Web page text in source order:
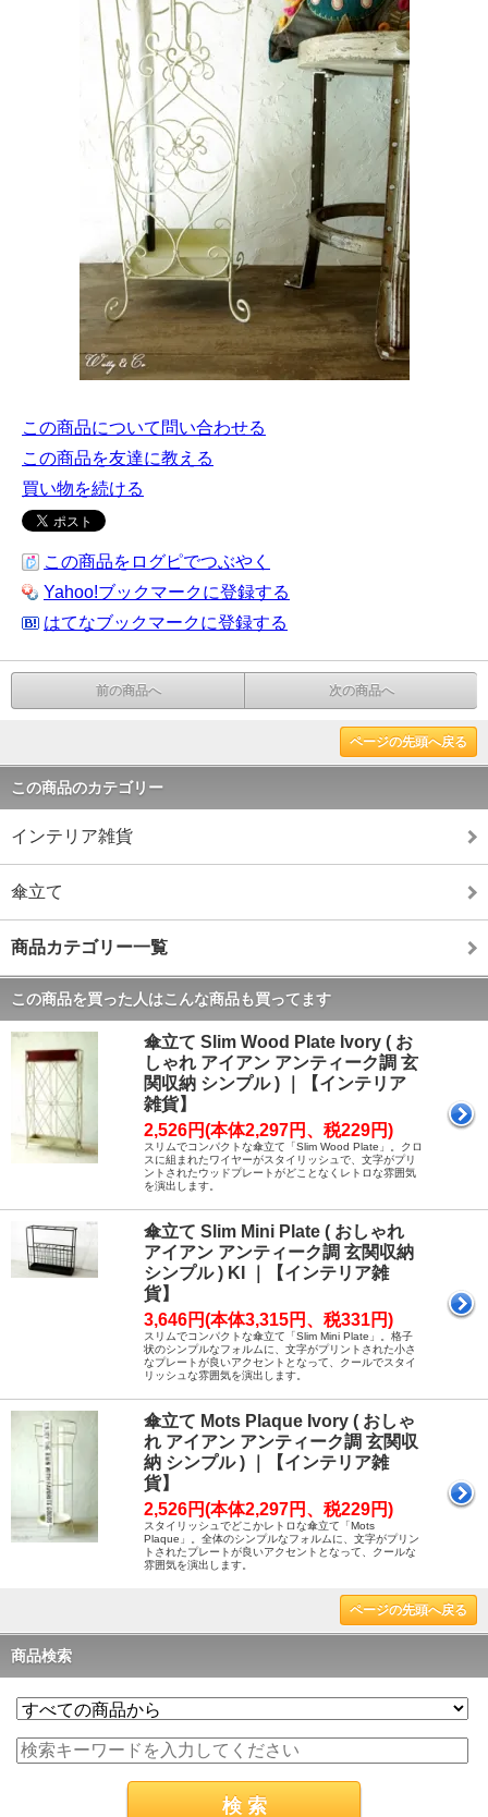
この商品について問い合わせる
この商品を友達に教える
買い物を続ける
この商品をログピでつぶやく
Yahoo!ブックマークに登録する
はてなブックマークに登録する
前の商品へ 次の商品へ
ページの先頭へ戻る
この商品のカテゴリー
インテリア雑貨
傘立て
商品カテゴリー一覧
この商品を買った人はこんな商品も買ってます
傘立て Slim Wood Plate Ivory ( お
しゃれ アイアン アンティーク調 玄
関収納 シンプル ) ｜【インテリア
雑貨】
2,526円(本体2,297円、税229円)
スリムでコンパクトな傘立て「Slim Wood Plate」。クロ
スに組まれたワイヤーがスタイリッシュで、文字がプリ
ントされたウッドプレートがどことなくレトロな雰囲気
を演出します。
傘立て Slim Mini Plate ( おしゃれ
アイアン アンティーク調 玄関収納
シンプル ) KI ｜【インテリア雑
貨】
3,646円(本体3,315円、税331円)
スリムでコンパクトな傘立て「Slim Mini Plate」。格子
状のシンプルなフォルムに、文字がプリントされた小さ
なプレートが良いアクセントとなって、クールでスタイ
リッシュな雰囲気を演出します。
傘立て Mots Plaque Ivory ( おしゃ
れ アイアン アンティーク調 玄関収
納 シンプル ) ｜【インテリア雑
貨】
2,526円(本体2,297円、税229円)
スタイリッシュでどこかレトロな傘立て「Mots
Plaque」。全体のシンプルなフォルムに、文字がプリン
トされたプレートが良いアクセントとなって、クールな
雰囲気を演出します。
ページの先頭へ戻る
商品検索